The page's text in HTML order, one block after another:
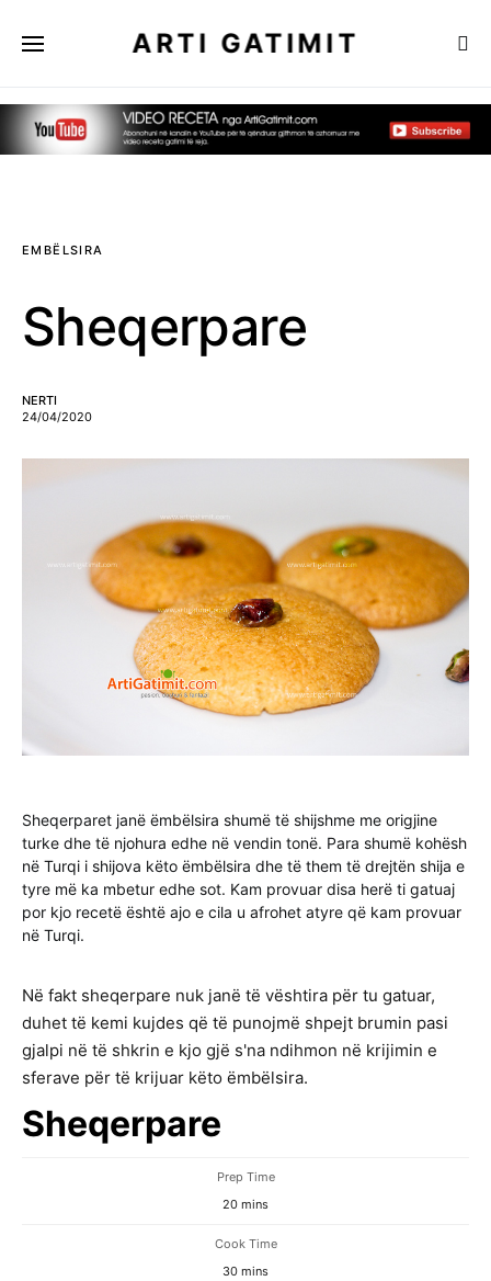
ARTI GATIMIT
EMBËLSIRA
Sheqerpare
NERTI
24/04/2020
Sheqerparet janë ëmbëlsira shumë të shijshme me origjine
turke dhe të njohura edhe në vendin tonë. Para shumë kohësh
në Turqi i shijova këto ëmbëlsira dhe të them të drejtën shija e
tyre më ka mbetur edhe sot. Kam provuar disa herë ti gatuaj
por kjo recetë është ajo e cila u afrohet atyre që kam provuar
në Turqi.
Në fakt sheqerpare nuk janë të vështira për tu gatuar,
duhet të kemi kujdes që të punojmë shpejt brumin pasi
gjalpi në të shkrin e kjo gjë s'na ndihmon në krijimin e
sferave për të krijuar këto ëmbëlsira.
Sheqerpare
Prep Time
20minutes
mins
Cook Time
30minutes
mins